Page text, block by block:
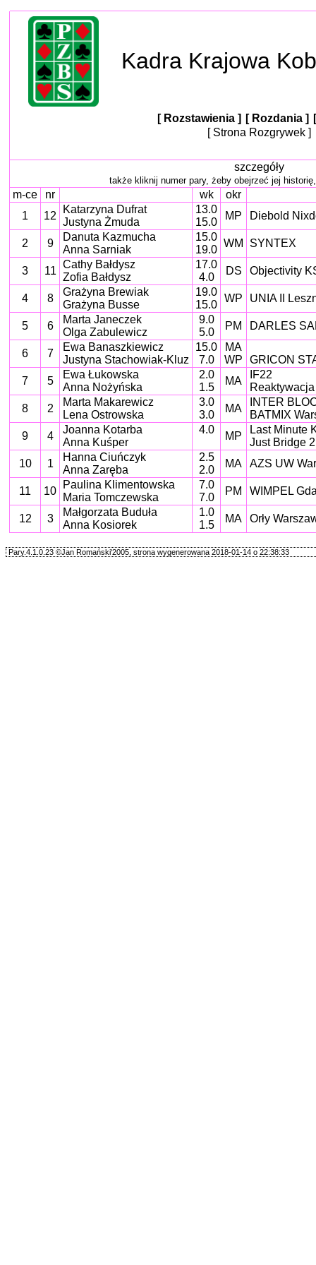
Kadra Krajowa
[ Rozstawienia ] [ Rozdania ]
[ Strona Rozgrywek ]
szczegóły
także kliknij numer pary, żeby obejrzeć jej
m-ce nr wk
okr
1
12
Katarzyna Dufrat
Justyna Żmuda
13.0
15.0
MP Diebold
2 9
Danuta Kazmucha
Anna Sarniak
15.0
19.0
WM SYNTEX
3 11
Cathy Bałdysz
Zofia Bałdysz
17.0
4.0
DS Objectivity
4 8
Grażyna Brewiak
Grażyna Busse
19.0
15.0
WP UNIA II
5 6
Marta Janeczek
Olga Zabulewicz
9.0
5.0
PM DARLES
6 7
Ewa Banaszkiewicz
Justyna Stachowiak-Kluz
15.0
7.0
MA
WP
GRICON
7
5
Ewa Łukowska
Anna Nożyńska
2.0
1.5
MA
IF22
8
2
Marta Makarewicz
Lena Ostrowska
3.0
3.0
MA
INTER
BATMIX
9
4
Joanna Kotarba
Anna Kuśper
4.0
MP
Last Minute
Just Bridge
10
1
Hanna Ciuńczyk
Anna Zaręba
2.5
2.0
MA AZS UW
11 10
Paulina Klimentowska
Maria Tomczewska
7.0
7.0
PM WIMPEL
12 3
Małgorzata Buduła
Anna Kosiorek
1.0
1.5
MA Orły
Pary.4.1.0.23 ©Jan Romański'2005, strona wygenerowana 2018-01-14 o 22:38:33